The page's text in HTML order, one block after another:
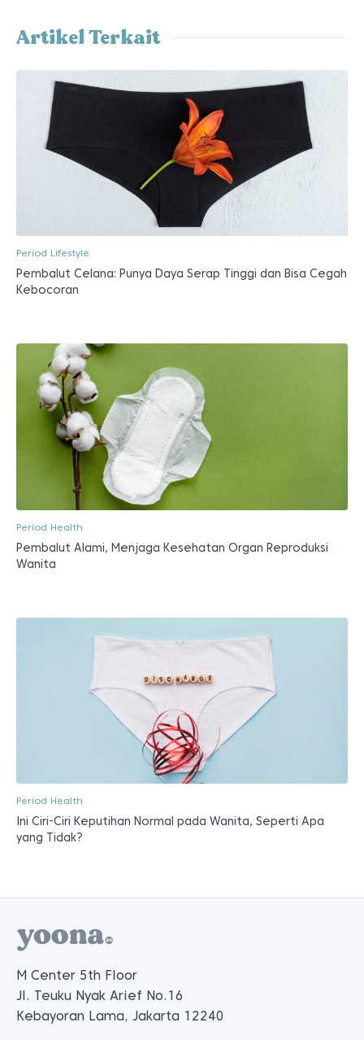
Artikel Terkait
Period Lifestyle
Pembalut Celana: Punya Daya Serap Tinggi dan Bisa Cegah
Kebocoran
Period Health
Pembalut Alami, Menjaga Kesehatan Organ Reproduksi
Wanita
Period Health
Ini Ciri-Ciri Keputihan Normal pada Wanita, Seperti Apa
yang Tidak?
M Center 5th Floor
Jl. Teuku Nyak Arief No.16
Kebayoran Lama, Jakarta 12240